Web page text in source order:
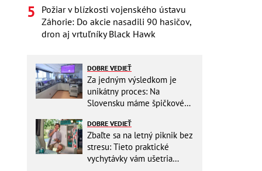
Požiar v blízkosti vojenského ústavu
Záhorie: Do akcie nasadili 90 hasičov,
dron aj vrtuľníky Black Hawk
DOBRE VEDIEŤ
Za jedným výsledkom je
unikátny proces: Na
Slovensku máme špičkové
DOBRE VEDIEŤ
Zbaľte sa na letný piknik bez
stresu: Tieto praktické
vychytávky vám ušetria